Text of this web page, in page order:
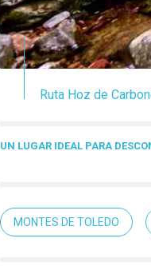
Ruta Hoz de
UN LUGAR IDEAL PARA
MONTES DE TOLEDO